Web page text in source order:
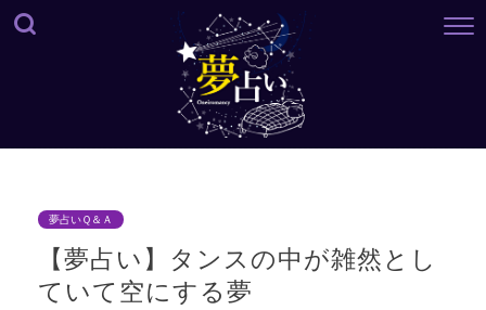
夢占いＱ＆Ａ
【夢占い】タンスの中が雑然とし
ていて空にする夢